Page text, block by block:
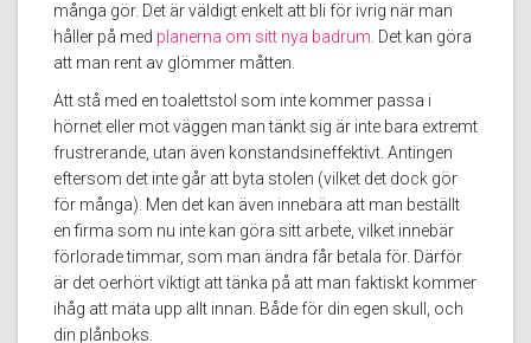
många gör. Det är väldigt enkelt att bli för ivrig när man
håller på med planerna om sitt nya badrum . Det kan göra
att man rent av glömmer måtten.
Att stå med en toalettstol som inte kommer passa i
hörnet eller mot väggen man tänkt sig är inte bara extremt
frustrerande, utan även konstandsineffektivt. Antingen
eftersom det inte går att byta stolen (vilket det dock gör
för många). Men det kan även innebära att man beställt
en firma som nu inte kan göra sitt arbete, vilket innebär
förlorade timmar, som man ändra får betala för. Därför
är det oerhört viktigt att tänka på att man faktiskt kommer
ihåg att mäta upp allt innan. Både för din egen skull, och
din plånboks.